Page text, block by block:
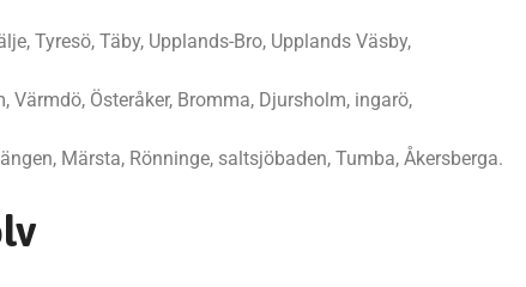
Tyresö, Täby, Upplands-Bro, Upplands Väsby,
Värmdö, Österåker, Bromma, Djursholm, ingarö,
Märsta, Rönninge, saltsjöbaden, Tumba, Åkersberga.